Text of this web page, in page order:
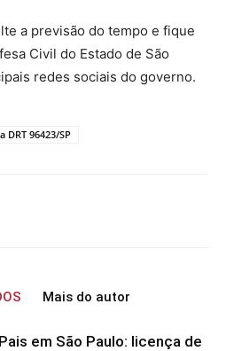
a previsão do tempo e fique
Civil do Estado de São
redes sociais do governo.
DRT 96423/SP
Mais do autor
em São Paulo: licença de